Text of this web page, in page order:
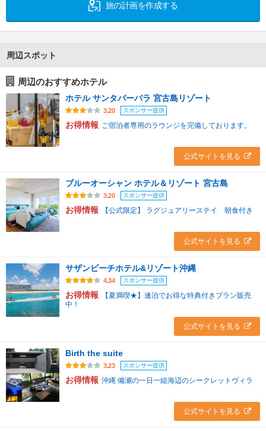
旅の計画を作成する
周辺スポット
周辺のおすすめホテル
ホテル サンタバーバラ 宮古島リゾート
3.20 スポンサー提供
お得情報 ご宿泊者専用のラウンジを完備しております。
公式サイトを見る
ブルーオーシャン ホテル＆リゾート 宮古島
3.20 スポンサー提供
お得情報 【公式限定】 ラグジュアリーステイ 朝食付き
公式サイトを見る
サザンビーチホテル&リゾート沖縄
4.34 スポンサー提供
お得情報
【夏満喫★】連泊でお得な特典付きプラン販売
中！
公式サイトを見る
Birth the suite
3.23 スポンサー提供
お得情報 沖縄 備瀬の一日一組海辺のシークレットヴィラ
公式サイトを見る